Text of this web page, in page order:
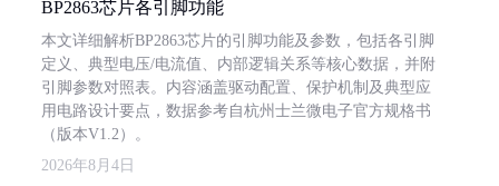
BP2863芯片各引脚功能
本文详细解析BP2863芯片的引脚功能及参数，包括各引脚
定义、典型电压/电流值、内部逻辑关系等核心数据，并附
引脚参数对照表。内容涵盖驱动配置、保护机制及典型应
用电路设计要点，数据参考自杭州士兰微电子官方规格书
（版本V1.2）。
2026年8月4日